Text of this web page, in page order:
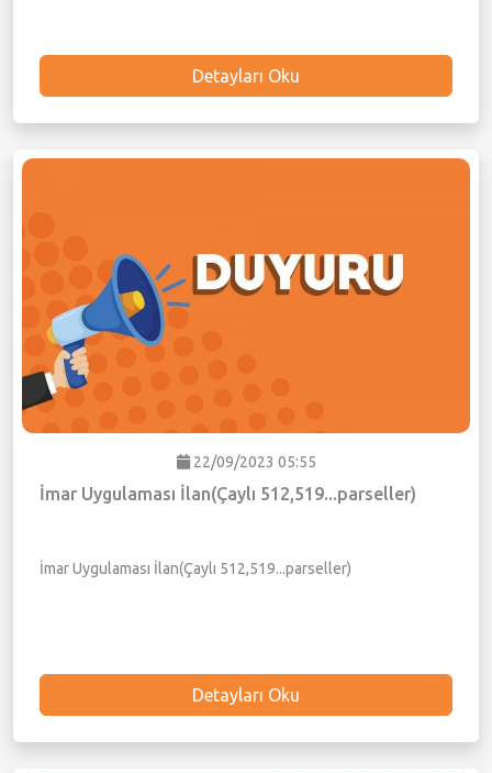
Detayları Oku
22/09/2023 05:55
İmar Uygulaması İlan(Çaylı 512,519...parseller)
İmar Uygulaması İlan(Çaylı 512,519...parseller)
Detayları Oku